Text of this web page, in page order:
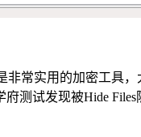
非常实用的加密工
测试发现被Hide